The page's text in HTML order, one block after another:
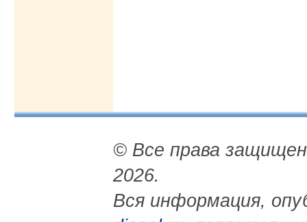
© Все права
2026.
Вся информация,